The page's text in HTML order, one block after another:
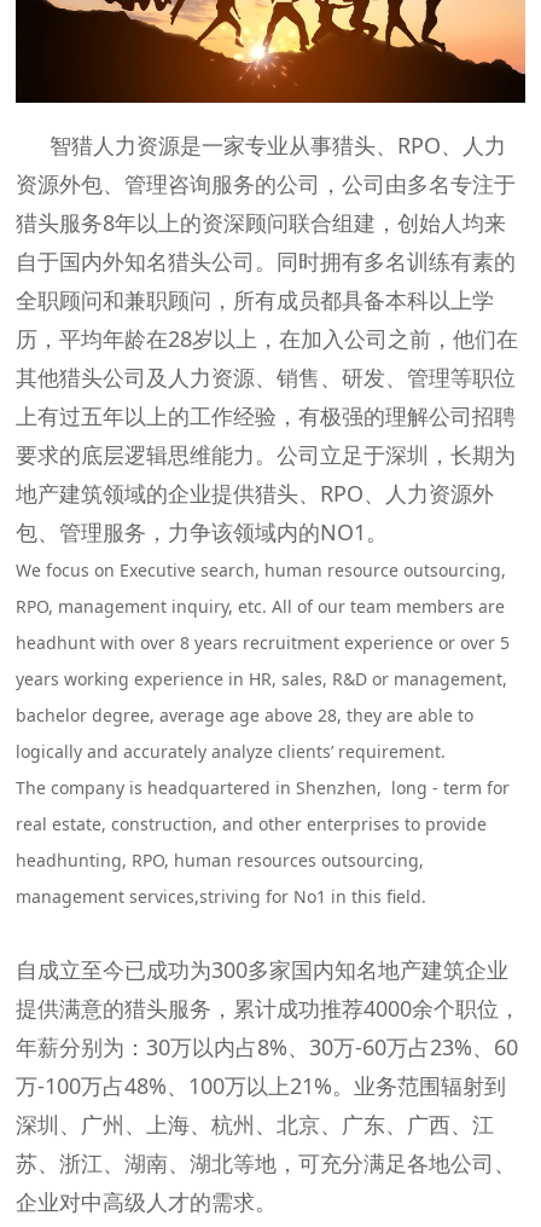
智猎人力资源是一家专业从事猎头、RPO、人力
资源外包、管理咨询服务的公司，公司由多名专注于
猎头服务8年以上的资深顾问联合组建，创始人均来
自于国内外知名猎头公司。同时拥有多名训练有素的
全职顾问和兼职顾问，所有成员都具备本科以上学
历，平均年龄在28岁以上，在加入公司之前，他们在
其他猎头公司及人力资源、销售、研发、管理等职位
上有过五年以上的工作经验，有极强的理解公司招聘
要求的底层逻辑思维能力。公司立足于深圳，长期为
地产建筑领域的企业提供猎头、RPO、人力资源外
包、管理服务，力争该领域内的NO1。
We focus on Executive search, human resource outsourcing,
RPO, management inquiry, etc. All of our team members are
headhunt with over 8 years recruitment experience or over 5
years working experience in HR, sales, R&D or management,
bachelor degree, average age above 28, they are able to
logically and accurately analyze clients’ requirement.
The company is headquartered in Shenzhen, long - term for
real estate, construction, and other enterprises to provide
headhunting, RPO, human resources outsourcing,
management services,striving for No1 in this field.
自成立至今已成功为300多家国内知名地产建筑企业
提供满意的猎头服务，累计成功推荐4000余个职位，
年薪分别为：30万以内占8%、30万-60万占23%、60
万-100万占48%、100万以上21%。业务范围辐射到
深圳、广州、上海、杭州、北京、广东、广西、江
苏、浙江、湖南、湖北等地，可充分满足各地公司、
企业对中高级人才的需求。